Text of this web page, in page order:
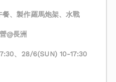
、製作羅馬炮架、水戰
@長洲
、28/6(SUN) 10-17:30